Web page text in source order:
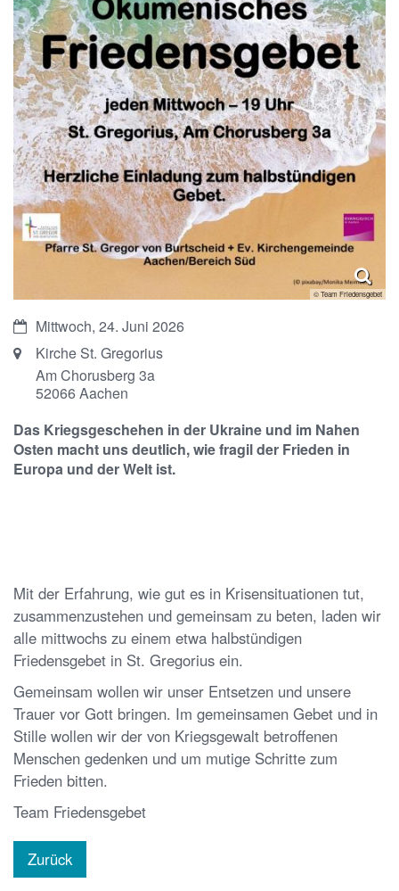
© Team Friedensgebet
Datum:Mittwoch, 24. Juni 2026
Ort: Kirche St. Gregorius
Am Chorusberg 3a
52066Aachen
Das Kriegsgeschehen in der Ukraine und im Nahen
Osten macht uns deutlich, wie fragil der Frieden in
Europa und der Welt ist.
Mit der Erfahrung, wie gut es in Krisensituationen tut,
zusammenzustehen und gemeinsam zu beten, laden wir
alle mittwochs zu einem etwa halbstündigen
Friedensgebet in St. Gregorius ein.
Gemeinsam wollen wir unser Entsetzen und unsere
Trauer vor Gott bringen. Im gemeinsamen Gebet und in
Stille wollen wir der von Kriegsgewalt betroffenen
Menschen gedenken und um mutige Schritte zum
Frieden bitten.
Team Friedensgebet
Zurück